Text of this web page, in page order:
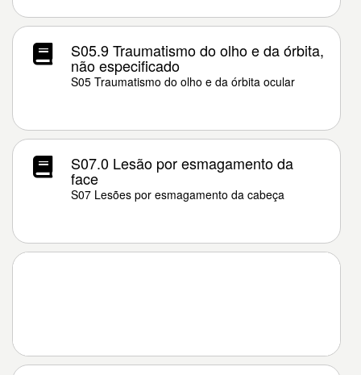
S05.9 Traumatismo do olho e da órbita,
não especificado
S05 Traumatismo do olho e da órbita ocular
S07.0 Lesão por esmagamento da
face
S07 Lesões por esmagamento da cabeça